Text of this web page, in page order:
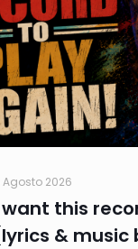
Agosto 2026
want this
& music